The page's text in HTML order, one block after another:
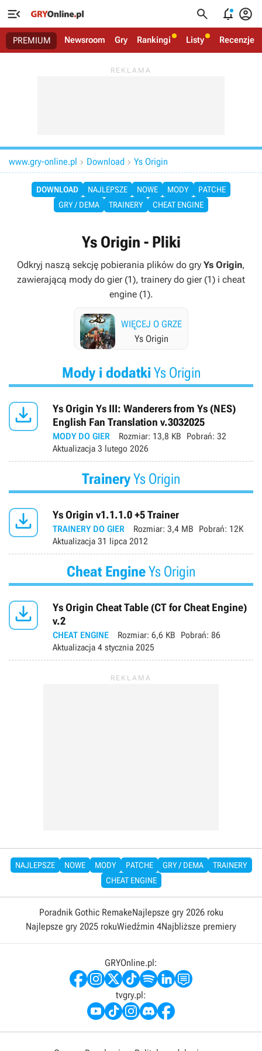
   
PREMIUM Newsroom Gry Rankingi Listy Recenzje
www.gry-online.pl  Download  Ys Origin
DOWNLOAD NAJLEPSZE NOWE MODY
PATCHE
GRY / DEMA
TRAINERY CHEAT ENGINE
Ys Origin - Pliki
Odkryj naszą sekcję pobierania plików do gry Ys Origin,
zawierającą mody do gier (1), trainery do gier (1) i cheat
engine (1).
WIĘCEJ O GRZE
Ys Origin
Mody i dodatkiYs Origin

Ys Origin Ys III: Wanderers from Ys (NES)
English Fan Translation v.3032025
MODY DO GIER Rozmiar: 13,8 KB Pobrań: 32
Aktualizacja 3 lutego 2026
TraineryYs Origin
 Ys Origin v1.1.1.0 +5 Trainer
TRAINERY DO GIER Rozmiar: 3,4 MB Pobrań: 12K
Aktualizacja 31 lipca 2012
Cheat EngineYs Origin

Ys Origin Cheat Table (CT for Cheat Engine)
v.2
CHEAT ENGINE Rozmiar: 6,6 KB Pobrań: 86
Aktualizacja 4 stycznia 2025
NAJLEPSZE NOWE MODY PATCHE GRY / DEMA
TRAINERY
CHEAT ENGINE
Poradnik Gothic RemakeNajlepsze gry 2026 roku
Najlepsze gry 2025 rokuWiedźmin 4Najbliższe premiery
GRYOnline.pl:
tvgry.pl: